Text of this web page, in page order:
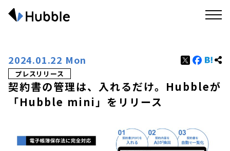
2024.01.22 Mon
プレスリリース
契約書の管理は、入れるだけ。Hubbleが
「Hubble mini」をリリース